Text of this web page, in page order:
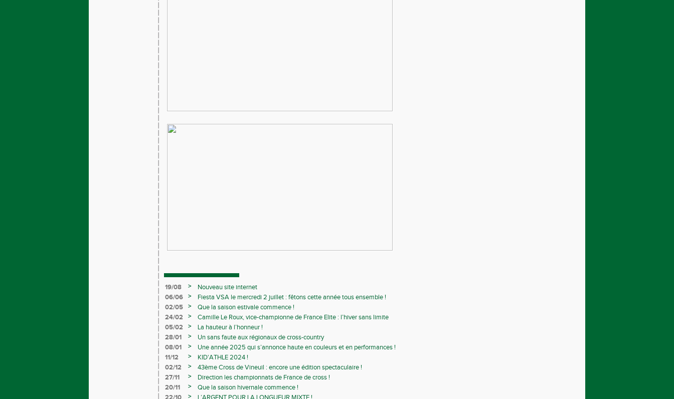
19/08 >
Nouveau site internet
06/06
>
Fiesta VSA le mercredi 2 juillet : fêtons cette année tous ensemble !
02/05
>
Que la saison estivale commence !
24/02
>
Camille Le Roux, vice-championne de France Elite : l’hiver sans limite
05/02
>
La hauteur à l’honneur !
28/01
>
Un sans faute aux régionaux de cross-country
08/01
>
Une année 2025 qui s’annonce haute en couleurs et en performances !
11/12
>
KID'ATHLE 2024 !
02/12
>
43ème Cross de Vineuil : encore une édition spectaculaire !
27/11
>
Direction les championnats de France de cross !
20/11
>
Que la saison hivernale commence !
>